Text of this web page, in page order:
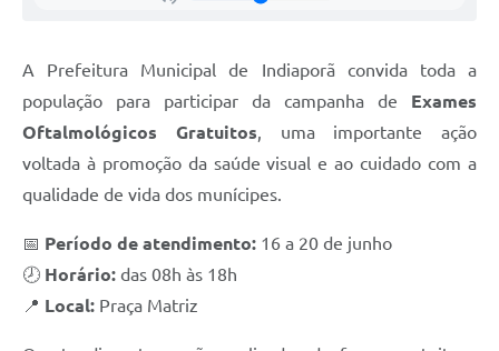
Notícias
Turismo
Projetos
Contas Públicas
A Prefeitura Municipal de Indiaporã convida toda a
população para participar da campanha de Exames
Oftalmológicos Gratuitos, uma importante ação
voltada à promoção da saúde visual e ao cuidado com a
qualidade de vida dos munícipes.
📅 Período de atendimento: 16 a 20 de junho
🕗 Horário: das 08h às 18h
📍 Local: Praça Matriz